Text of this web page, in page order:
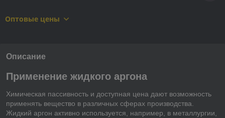
Оптовые цены
Описание
Применение жидкого аргона
Химическая пассивность и доступная цена дают возможность
применять вещество в различных сферах производства.
Жидкий аргон активно используется, например, в металлургии,